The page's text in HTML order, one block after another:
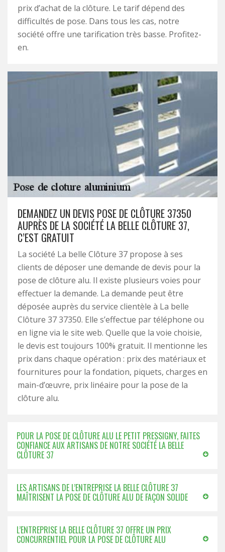
prix d’achat de la clôture. Le tarif dépend des
difficultés de pose. Dans tous les cas, notre
société offre une tarification très basse. Profitez-
en.
DEMANDEZ UN DEVIS POSE DE CLÔTURE 37350
AUPRÈS DE LA SOCIÉTÉ LA BELLE CLÔTURE 37,
C’EST GRATUIT
La société La belle Clôture 37 propose à ses
clients de déposer une demande de devis pour la
pose de clôture alu. Il existe plusieurs voies pour
effectuer la demande. La demande peut être
déposée auprès du service clientèle à La belle
Clôture 37 37350. Elle s’effectue par téléphone ou
en ligne via le site web. Quelle que la voie choisie,
le devis est toujours 100% gratuit. Il mentionne les
prix dans chaque opération : prix des matériaux et
fournitures pour la fondation, piquets, charges en
main-d’œuvre, prix linéaire pour la pose de la
clôture alu.
POUR LA POSE DE CLÔTURE ALU LE PETIT PRESSIGNY, FAITES
CONFIANCE AUX ARTISANS DE NOTRE SOCIÉTÉ LA BELLE
CLÔTURE 37
LES ARTISANS DE L’ENTREPRISE LA BELLE CLÔTURE 37
MAÎTRISENT LA POSE DE CLÔTURE ALU DE FAÇON SOLIDE
L’ENTREPRISE LA BELLE CLÔTURE 37 OFFRE UN PRIX
CONCURRENTIEL POUR LA POSE DE CLÔTURE ALU